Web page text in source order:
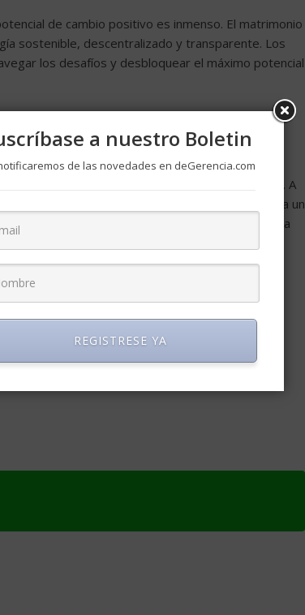
de cambio positivo es inmenso. El matrimonio
sostenible, descentralizado y transparente. Los
los desafíos y desbloquear el máximo potencial
un paso significativo hacia un futuro más
ilustran el impacto tangible de esta colaboración. A
estas innovaciones se vuelve imprescindible para un
ambiental. El viaje hacia un mañana
de blockchain y energía renovable.
renovable
renovable que electricidad en 2017
abril 5, 2018
a nuestro Boletin
de las novedades en deGerencia.com
REGISTRESE YA